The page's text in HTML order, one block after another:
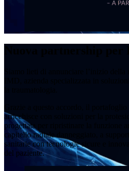
IMD, azienda specializzata in
Grazie a questo accordo, il
arricchisce con soluzioni per la
progettata per ripristinare la funzione
capitello radiale danneggiato, a
sanitarie con tecnologie sicure e
del paziente.